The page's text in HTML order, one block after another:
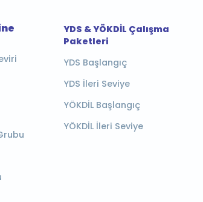
YDS & YÖKDİL Çalışma
Paketleri
YDS Başlangıç
YDS İleri Seviye
YÖKDİL Başlangıç
YÖKDİL İleri Seviye